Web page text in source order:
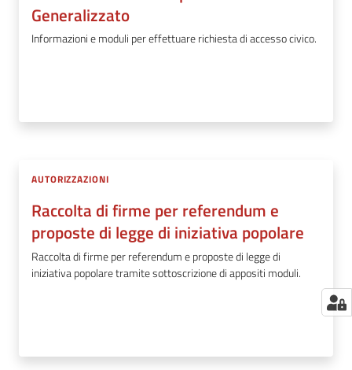
Generalizzato
Informazioni e moduli per effettuare richiesta di accesso civico.
AUTORIZZAZIONI
Raccolta di firme per referendum e
proposte di legge di iniziativa popolare
Raccolta di firme per referendum e proposte di legge di
iniziativa popolare tramite sottoscrizione di appositi moduli.